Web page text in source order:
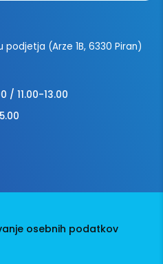
(Arze 1B, 6330 Piran)
/ 11.00-13.00
osebnih podatkov